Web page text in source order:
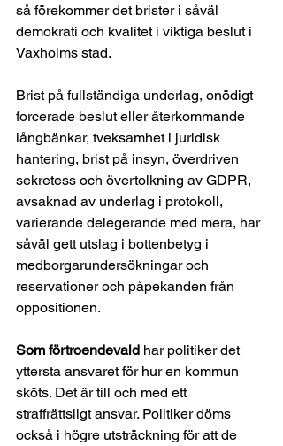
så förekommer det brister i såväl
demokrati och kvalitet i viktiga beslut i
Vaxholms stad.
Brist på fullständiga underlag, onödigt
forcerade beslut eller återkommande
långbänkar, tveksamhet i juridisk
hantering, brist på insyn, överdriven
sekretess och övertolkning av GDPR,
avsaknad av underlag i protokoll,
varierande delegerande med mera, har
såväl gett utslag i bottenbetyg i
medborgarundersökningar och
reservationer och påpekanden från
oppositionen.
Som förtroendevald har politiker det
yttersta ansvaret för hur en kommun
sköts. Det är till och med ett
straffrättsligt ansvar. Politiker döms
också i högre utsträckning för att de